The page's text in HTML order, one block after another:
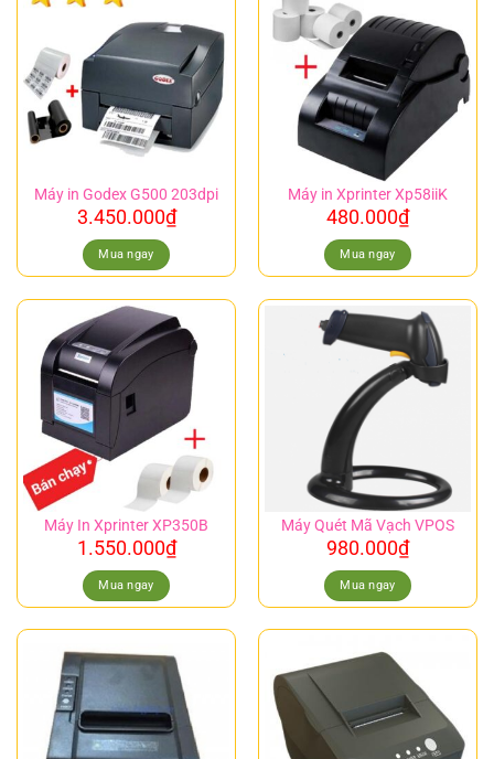
Máy in Godex G500 203dpi
3.450.000₫
Mua ngay
Máy in Xprinter Xp58iiK
480.000₫
Mua ngay
Máy In Xprinter XP350B
1.550.000₫
Mua ngay
Máy Quét Mã Vạch VPOS
980.000₫
Mua ngay